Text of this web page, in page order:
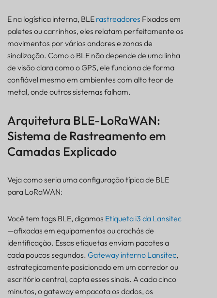
E na logística interna, BLE rastreadores Fixados em
paletes ou carrinhos, eles relatam perfeitamente os
movimentos por vários andares e zonas de
sinalização. Como o BLE não depende de uma linha
de visão clara como o GPS, ele funciona de forma
confiável mesmo em ambientes com alto teor de
metal, onde outros sistemas falham.
Arquitetura BLE-LoRaWAN:
Sistema de Rastreamento em
Camadas Explicado
Veja como seria uma configuração típica de BLE
para LoRaWAN:
Você tem tags BLE, digamos Etiqueta i3 da Lansitec
—afixadas em equipamentos ou crachás de
identificação. Essas etiquetas enviam pacotes a
cada poucos segundos. Gateway interno Lansitec,
estrategicamente posicionado em um corredor ou
escritório central, capta esses sinais. A cada cinco
minutos, o gateway empacota os dados, os